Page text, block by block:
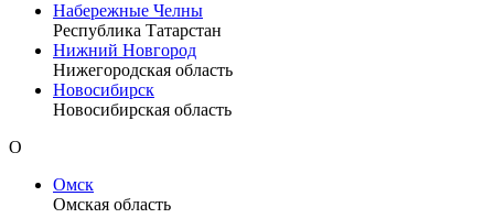
Набережные Челны
Республика Татарстан
Нижний Новгород
Нижегородская область
Новосибирск
Новосибирская область
О
Омск
Омская область